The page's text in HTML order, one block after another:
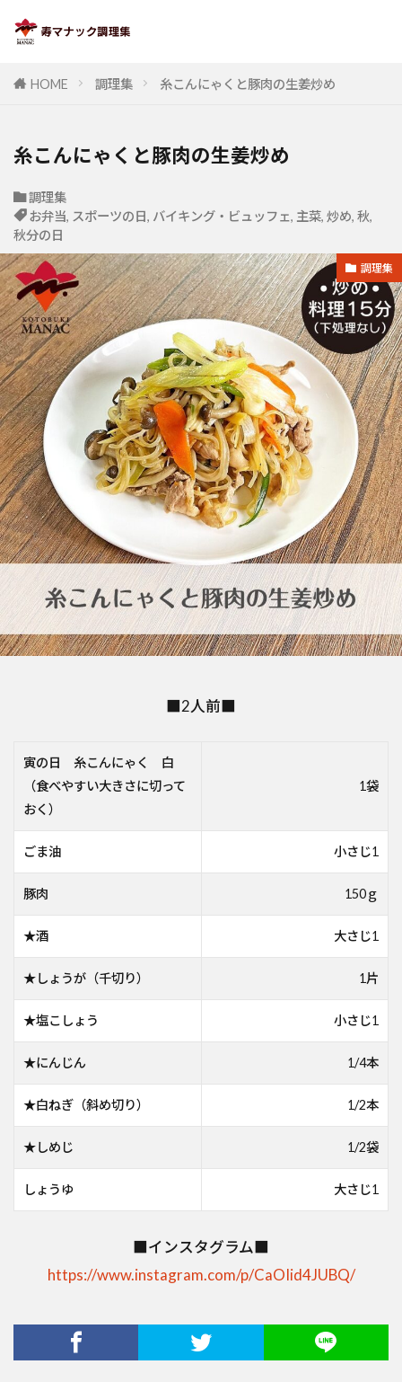
HOME 調理集 糸こんにゃくと豚肉の生姜炒め
糸こんにゃくと豚肉の生姜炒め
調理集
お弁当, スポーツの日, バイキング・ビュッフェ, 主菜, 炒め, 秋,
秋分の日
調理集
■2人前■
寅の日 糸こんにゃく 白
（食べやすい大きさに切って
おく）
1袋
ごま油 小さじ1
豚肉 150ｇ
★酒 大さじ1
★しょうが（千切り） 1片
★塩こしょう 小さじ1
★にんじん 1/4本
★白ねぎ（斜め切り） 1/2本
★しめじ 1/2袋
しょうゆ 大さじ1
■インスタグラム■
https://www.instagram.com/p/CaOIid4JUBQ/